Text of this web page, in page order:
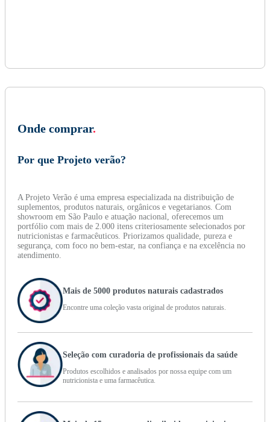
Onde comprar.
Por que Projeto verão?
A Projeto Verão é uma empresa especializada na distribuição de
suplementos, produtos naturais, orgânicos e vegetarianos. Com
showroom em São Paulo e atuação nacional, oferecemos um
portfólio com mais de 2.000 itens criteriosamente selecionados por
nutricionistas e farmacêuticos. Priorizamos qualidade, pureza e
segurança, com foco no bem-estar, na confiança e na excelência no
atendimento.
Mais de 5000 produtos naturais cadastrados
Encontre uma coleção vasta original de produtos naturais.
Seleção com curadoria de profissionais da saúde
Produtos escolhidos e analisados por nossa equipe com um
nutricionista e uma farmacêutica.